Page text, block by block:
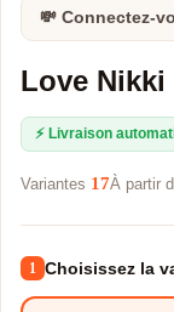
💸 Connectez-
Love Nikki
⚡ Livraison
Variantes 17À partir
1 Choisissez la